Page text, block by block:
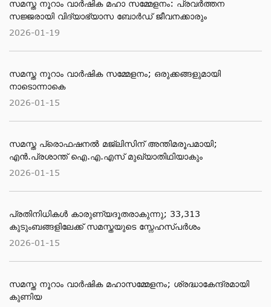
സമസ്ത നൂറാം വാർഷിക മഹാ സമ്മേളനം: പ്രവർത്തന
സജ്ജരായി വിദ്യാഭ്യാസ ബോർഡ് ജീവനക്കാരും
2026-01-19
സമസ്ത നൂറാം വാർഷിക സമ്മേളനം; ഒരുക്കങ്ങളുമായി
നാടൊന്നാകെ
2026-01-15
സമസ്ത പ്രൊഫഷനൽ മജ്‌ലിസിന് അന്തിമരൂപമായി;
എൻ.പ്രശാന്ത് ഐ.എ.എസ് മുഖ്യാതിഥിയാകും
2026-01-15
പ്രതിനിധികൾ കാരുണ്യദൂതരാകുന്നു; 33,313
കുടുംബങ്ങളിലേക്ക് സമസ്തയുടെ സ്നേഹസ്പർശം
2026-01-15
സമസ്ത നൂറാം വാർഷിക മഹാസമ്മേളനം; ശ്രദ്ധാകേന്ദ്രമായി
കുണിയ